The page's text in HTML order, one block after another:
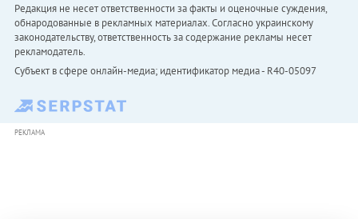
Редакция не несет ответственности за факты и оценочные суждения,
обнародованные в рекламных материалах. Согласно украинскому
законодательству, ответственность за содержание рекламы несет
рекламодатель.
Субъект в сфере онлайн-медиа; идентификатор медиа - R40-05097
РЕКЛАМА